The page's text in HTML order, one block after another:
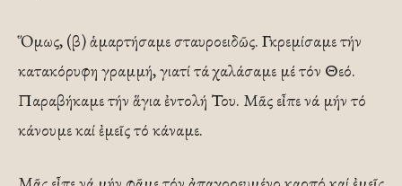
Ὅμως, (β) ἁμαρτήσαμε σταυροειδῶς. Γκρεμίσαμε τήν
κατακόρυφη γραμμή, γιατί τά χαλάσαμε μέ τόν Θεό.
Παραβήκαμε τήν ἅγια ἐντολή Του. Μᾶς εἶπε νά μήν τό
κάνουμε καί ἐμεῖς τό κάναμε.